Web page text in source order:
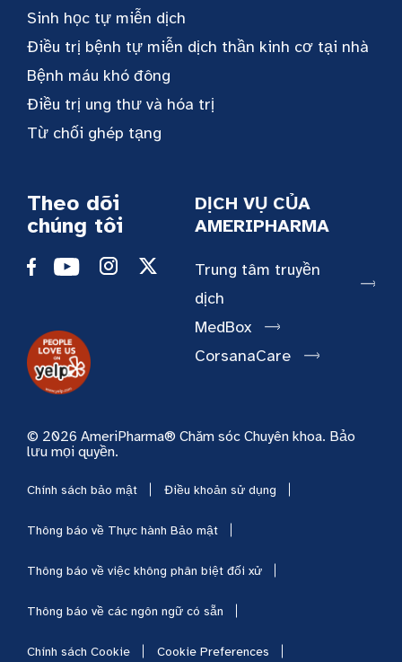
Sinh học tự miễn dịch
Điều trị bệnh tự miễn dịch thần kinh cơ tại nhà
Bệnh máu khó đông
Điều trị ung thư và hóa trị
Từ chối ghép tạng
Theo dõi
chúng tôi
DỊCH VỤ CỦA
AMERIPHARMA
Trung tâm truyền
dịch
MedBox
CorsanaCare
© 2026 AmeriPharma® Chăm sóc Chuyên khoa. Bảo
lưu mọi quyền.
Chính sách bảo mật Điều khoản sử dụng
Thông báo về Thực hành Bảo mật
Thông báo về việc không phân biệt đối xử
Thông báo về các ngôn ngữ có sẵn
Chính sách Cookie Cookie Preferences